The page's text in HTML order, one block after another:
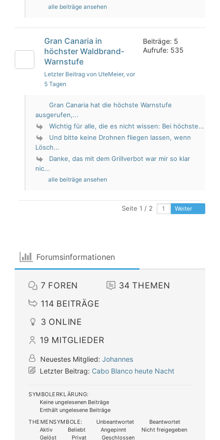
alle beiträge ansehen
Gran Canaria in
höchster Waldbrand-
Warnstufe
Letzter Beitrag von UteMeier, vor
5 Tagen
Beiträge: 5
Aufrufe: 535
Gran Canaria hat die höchste Warnstufe
ausgerufen,...
Wichtig für alle, die es nicht wissen: Bei höchste...
Und bitte keine Drohnen fliegen lassen, wenn
Lösch...
Danke, das mit dem Grillverbot war mir so klar
nic...
alle beiträge ansehen
Seite 1 / 2 Weiter
Forumsinformationen
7 FOREN 34 THEMEN
114 BEITRÄGE
3 ONLINE
19 MITGLIEDER
Neuestes Mitglied: Johannes
Letzter Beitrag: Cabo Blanco heute Nacht
SYMBOLERKLÄRUNG:
Keine ungelesenen Beiträge
Enthält ungelesene Beiträge
THEMENSYMBOLE:
Unbeantwortet
Beantwortet
Aktiv
Beliebt Angepinnt
Nicht freigegeben
Gelöst
Privat Geschlossen